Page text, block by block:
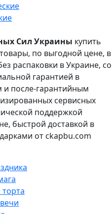
Сил Украины купить
по выгодной цене, в
распаковки в Украине, со
гарантией в
и после-гарантийным
сервисных
поддержкой
быстрой доставкой в
от ckapbu.com